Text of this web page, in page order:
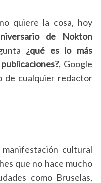
quiere la cosa, hoy
de Nokton
¿qué es lo más
, Google
de cualquier redactor
cultural
que no hace mucho
como Bruselas,